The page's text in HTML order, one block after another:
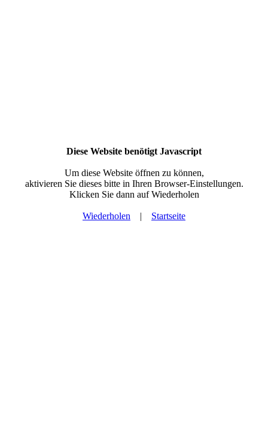
Diese Website benötigt Javascript
Um diese Website öffnen zu können,
aktivieren Sie dieses bitte in Ihren Browser-Einstellungen.
Klicken Sie dann auf Wiederholen
Wiederholen | Startseite